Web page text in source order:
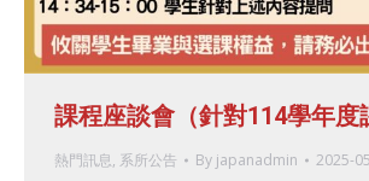
課程座談會（針對114學年度
熱門訊息, 系所公告 By japanadmin 2025-